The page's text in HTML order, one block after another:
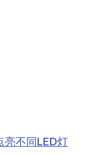
不同LED灯